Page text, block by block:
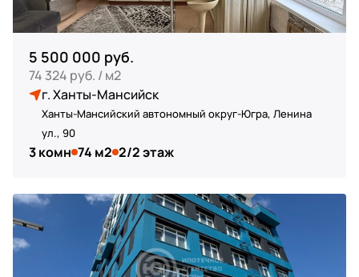
5 500 000 руб.
74 324 руб. / м2
г. Ханты-Мансийск
Ханты-Мансийский автономный округ-Югра, Ленина
ул., 90
3 комн 74 м2 2/2 этаж